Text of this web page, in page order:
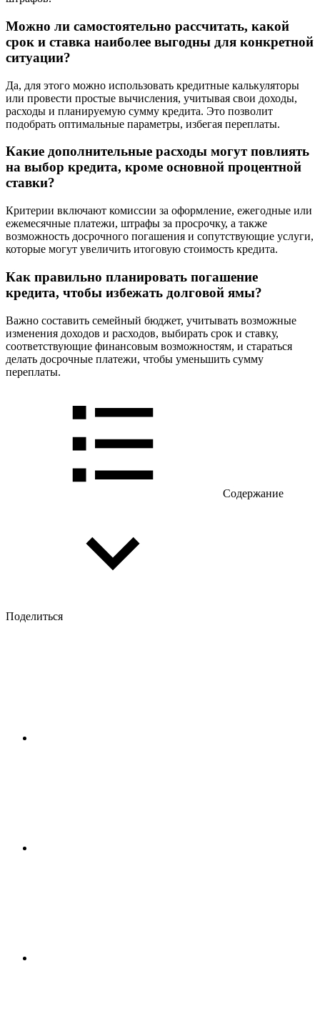
Можно ли самостоятельно рассчитать, какой
срок и ставка наиболее выгодны для конкретной
ситуации?
Да, для этого можно использовать кредитные калькуляторы
или провести простые вычисления, учитывая свои доходы,
расходы и планируемую сумму кредита. Это позволит
подобрать оптимальные параметры, избегая переплаты.
Какие дополнительные расходы могут повлиять
на выбор кредита, кроме основной процентной
ставки?
Критерии включают комиссии за оформление, ежегодные или
ежемесячные платежи, штрафы за просрочку, а также
возможность досрочного погашения и сопутствующие услуги,
которые могут увеличить итоговую стоимость кредита.
Как правильно планировать погашение
кредита, чтобы избежать долговой ямы?
Важно составить семейный бюджет, учитывать возможные
изменения доходов и расходов, выбирать срок и ставку,
соответствующие финансовым возможностям, и стараться
делать досрочные платежи, чтобы уменьшить сумму
переплаты.
Содержание
Поделиться